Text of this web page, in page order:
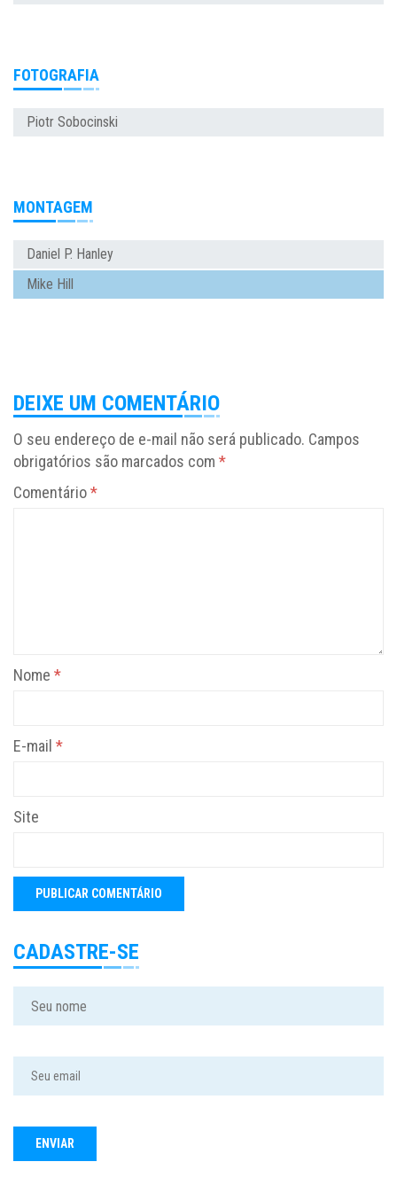
FOTOGRAFIA
Piotr Sobocinski
MONTAGEM
Daniel P. Hanley
Mike Hill
DEIXE UM COMENTÁRIO
O seu endereço de e-mail não será publicado. Campos
obrigatórios são marcados com *
Comentário*
Nome *
E-mail *
Site
CADASTRE-SE